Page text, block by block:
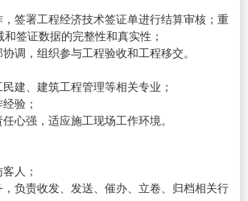
签署工程经济技术签证单进行结算审核；重
签证数据的完整性和真实性；
调，组织参与工程验收和工程移交。
建、建筑工程管理等相关专业；
验；
心强，适应施工现场工作环境。
人；
负责收发、发送、催办、立卷、归档相关行